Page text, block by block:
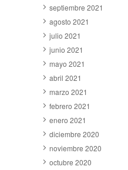
septiembre 2021
agosto 2021
julio 2021
junio 2021
mayo 2021
abril 2021
marzo 2021
febrero 2021
enero 2021
diciembre 2020
noviembre 2020
octubre 2020